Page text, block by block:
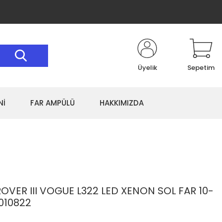
Üyelik Sepetim
FAR AMPÜLÜ HAKKIMIZDA
III VOGUE L322 LED XENON SOL FAR 10-